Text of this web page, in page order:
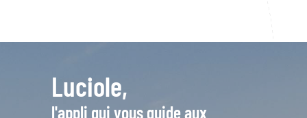
Luciole,
l'appli qui vous guide aux